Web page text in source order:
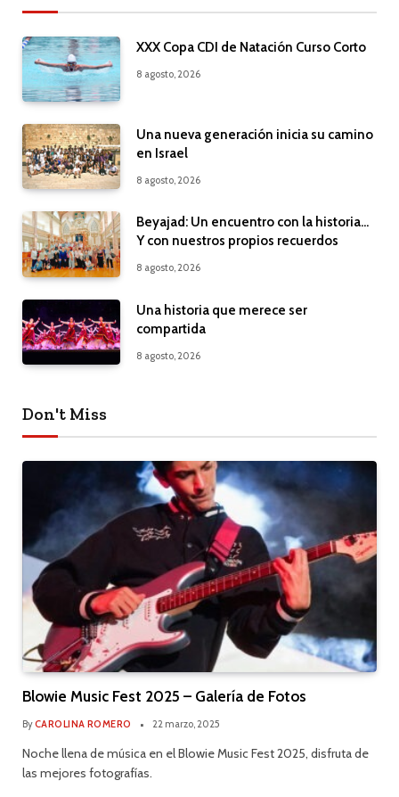
XXX Copa CDI de Natación Curso Corto
8 agosto, 2026
Una nueva generación inicia su camino
en Israel
8 agosto, 2026
Beyajad: Un encuentro con la historia…
Y con nuestros propios recuerdos
8 agosto, 2026
Una historia que merece ser
compartida
8 agosto, 2026
Don't Miss
Blowie Music Fest 2025 – Galería de Fotos
ByCAROLINA ROMERO 22 marzo, 2025
Noche llena de música en el Blowie Music Fest 2025, disfruta de
las mejores fotografías.